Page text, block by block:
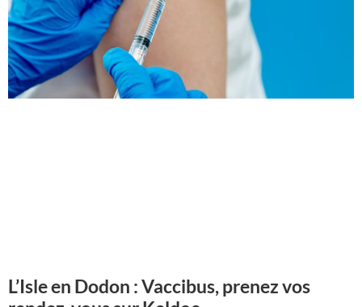
L’Isle en Dodon : Vaccibus, prenez vos